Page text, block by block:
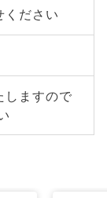
ください
しますので